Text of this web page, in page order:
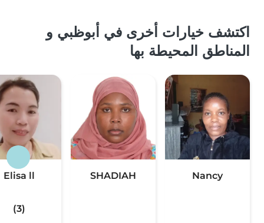
اكتشف خيارات أخرى في أبوظبي و
المناطق المحيطة بها
Nancy
SHADIAH
Elisa ll
(3)